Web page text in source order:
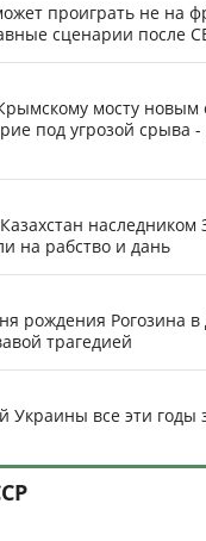
проиграть не на
сценарии после
мосту новым
под угрозой срыва
на рабство и дань
рождения Рогозина
трагедией
Украины все эти годы